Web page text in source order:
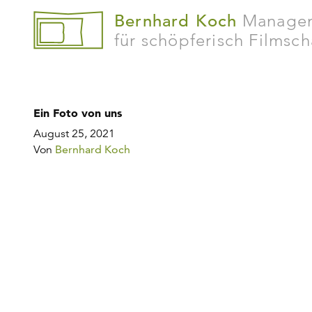
Bernhard Koch
für schöpferisch
Ein Foto von uns
August 25, 2021
Von Bernhard Koch